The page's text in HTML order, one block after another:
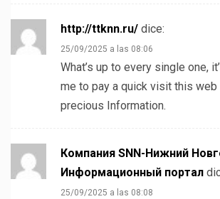
http://ttknn.ru/ dice:
25/09/2025 a las 08:06
What’s up to every single one,
me to pay a quick visit this
precious Information.
Компания SNN-Нижний
Информационный портал
25/09/2025 a las 08:08